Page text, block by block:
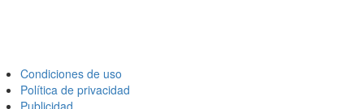
Condiciones de uso
Política de privacidad
Publicidad